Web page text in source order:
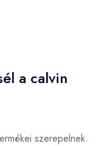
a calvin
szerepelnek.